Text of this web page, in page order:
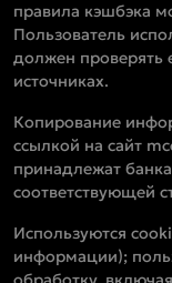
правила кэшбэка
Пользователь
должен проверять
источниках.
Копирование
ссылкой на сайт
принадлежат
соответствующей
Используются
информации);